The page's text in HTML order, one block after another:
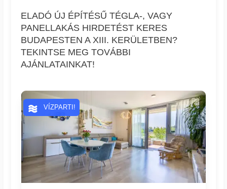
ELADÓ ÚJ ÉPÍTÉSŰ TÉGLA-, VAGY
PANELLAKÁS HIRDETÉST KERES
BUDAPESTEN A XIII. KERÜLETBEN?
TEKINTSE MEG TOVÁBBI
AJÁNLATAINKAT!
VÍZPARTI!